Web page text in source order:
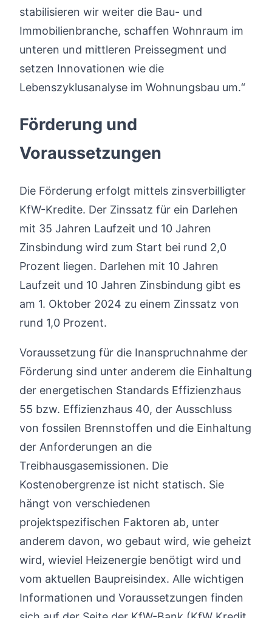
stabilisieren wir weiter die Bau- und
Immobilienbranche, schaffen Wohnraum im
unteren und mittleren Preissegment und
setzen Innovationen wie die
Lebenszyklusanalyse im Wohnungsbau um.“
Förderung und
Voraussetzungen
Die Förderung erfolgt mittels zinsverbilligter
KfW-Kredite. Der Zinssatz für ein Darlehen
mit 35 Jahren Laufzeit und 10 Jahren
Zinsbindung wird zum Start bei rund 2,0
Prozent liegen. Darlehen mit 10 Jahren
Laufzeit und 10 Jahren Zinsbindung gibt es
am 1. Oktober 2024 zu einem Zinssatz von
rund 1,0 Prozent.
Voraussetzung für die Inanspruchnahme der
Förderung sind unter anderem die Einhaltung
der energetischen Standards Effizienzhaus
55 bzw. Effizienzhaus 40, der Ausschluss
von fossilen Brennstoffen und die Einhaltung
der Anforderungen an die
Treibhausgasemissionen. Die
Kostenobergrenze ist nicht statisch. Sie
hängt von verschiedenen
projektspezifischen Faktoren ab, unter
anderem davon, wo gebaut wird, wie geheizt
wird, wieviel Heizenergie benötigt wird und
vom aktuellen Baupreisindex. Alle wichtigen
Informationen und Voraussetzungen finden